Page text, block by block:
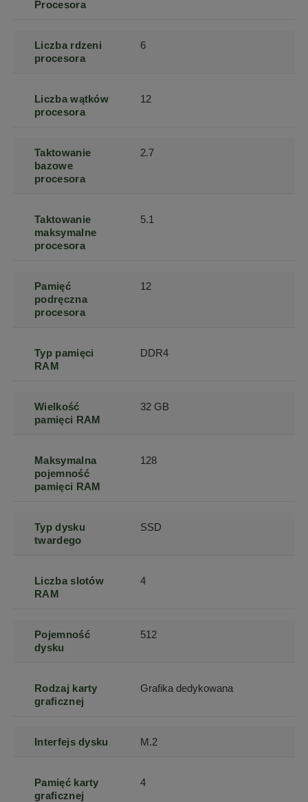
Procesora
Liczba rdzeni
procesora
6
Liczba wątków
procesora
12
Taktowanie
bazowe
procesora
2.7
Taktowanie
maksymalne
procesora
5.1
Pamięć
podręczna
procesora
12
Typ pamięci
RAM
DDR4
Wielkość
pamięci RAM
32 GB
Maksymalna
pojemność
pamięci RAM
128
Typ dysku
twardego
SSD
Liczba slotów
RAM
4
Pojemność
dysku
512
Rodzaj karty
graficznej
Grafika dedykowana
Interfejs dysku M.2
Pamięć karty
graficznej
4